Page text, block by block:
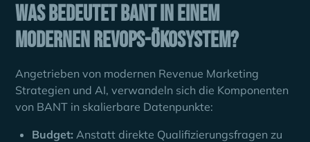
Was bedeutet BANT in einem
modernen RevOps-Ökosystem?
Angetrieben von modernen Revenue Marketing
Strategien und AI, verwandeln sich die Komponenten
von BANT in skalierbare Datenpunkte:
Budget: Anstatt direkte Qualifizierungsfragen zu